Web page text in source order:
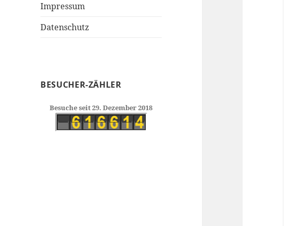
Impressum
Datenschutz
BESUCHER-ZÄHLER
Besuche seit 29. Dezember 2018